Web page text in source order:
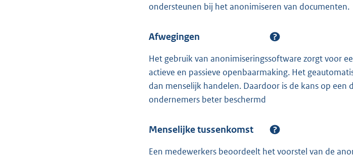
ondersteunen bij het anonimiseren van documenten.
Afwegingen
Het gebruik van anonimiseringssoftware zorgt voor
actieve en passieve openbaarmaking. Het
dan menselijk handelen. Daardoor is de kans op een
ondernemers beter beschermd
Menselijke tussenkomst
Een medewerkers beoordeelt het voorstel van de